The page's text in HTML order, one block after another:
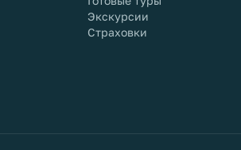
Экскурсии
Страховки